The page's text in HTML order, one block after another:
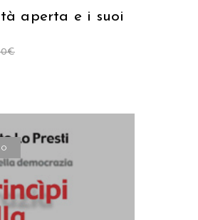
aperta e i suoi
€